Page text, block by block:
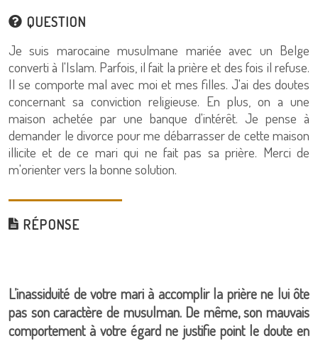
QUESTION
Je suis marocaine musulmane mariée avec un Belge
converti à l'Islam. Parfois, il fait la prière et des fois il refuse.
Il se comporte mal avec moi et mes filles. J'ai des doutes
concernant sa conviction religieuse. En plus, on a une
maison achetée par une banque d'intérêt. Je pense à
demander le divorce pour me débarrasser de cette maison
illicite et de ce mari qui ne fait pas sa prière. Merci de
m'orienter vers la bonne solution.
RÉPONSE
L’inassiduité de votre mari à accomplir la prière ne lui ôte
pas son caractère de musulman. De même, son mauvais
comportement à votre égard ne justifie point le doute en